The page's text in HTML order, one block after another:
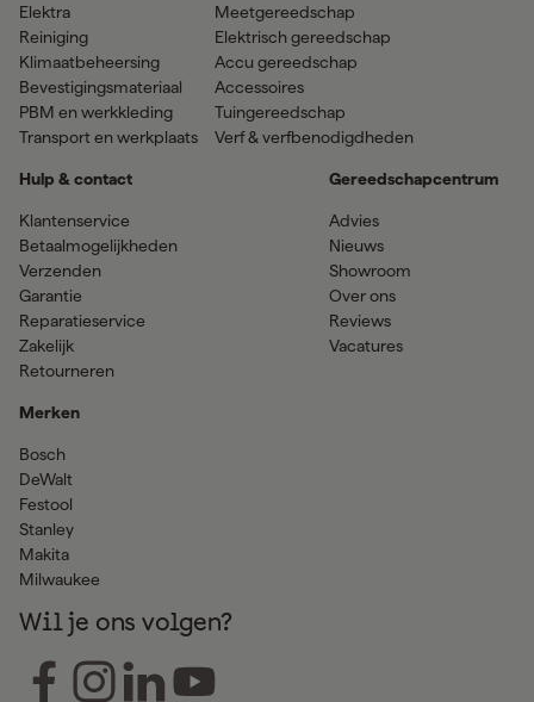
Elektra
Reiniging
Klimaatbeheersing
Bevestigingsmateriaal
PBM en werkkleding
Transport en werkplaats
Meetgereedschap
Elektrisch gereedschap
Accu gereedschap
Accessoires
Tuingereedschap
Verf & verfbenodigdheden
Hulp & contact
Klantenservice
Betaalmogelijkheden
Verzenden
Garantie
Reparatieservice
Zakelijk
Retourneren
Merken
Bosch
DeWalt
Festool
Stanley
Makita
Milwaukee
Gereedschapcentrum
Advies
Nieuws
Showroom
Over ons
Reviews
Vacatures
Wil je ons volgen?